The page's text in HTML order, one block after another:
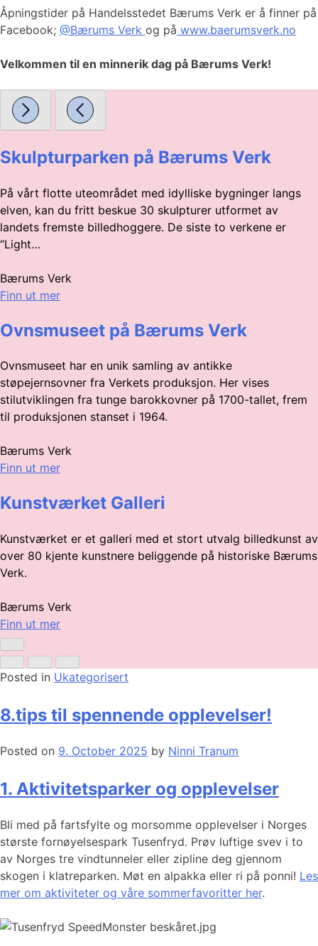
Åpningstider på Handelsstedet Bærums Verk er å finner på
Facebook; @Bærums Verk og på www.baerumsverk.no
Velkommen til en minnerik dag på Bærums Verk!
Skulpturparken på Bærums Verk
På vårt flotte uteområdet med idylliske bygninger langs
elven, kan du fritt beskue 30 skulpturer utformet av
landets fremste billedhoggere. De siste to verkene er
“Light…
Bærums Verk
Finn ut mer
Ovnsmuseet på Bærums Verk
Ovnsmuseet har en unik samling av antikke
støpejernsovner fra Verkets produksjon. Her vises
stilutviklingen fra tunge barokkovner på 1700-tallet, frem
til produksjonen stanset i 1964.
Bærums Verk
Finn ut mer
Kunstværket Galleri
Kunstværket er et galleri med et stort utvalg billedkunst av
over 80 kjente kunstnere beliggende på historiske Bærums
Verk.
Bærums Verk
Finn ut mer
Posted in Ukategorisert
8.tips til spennende opplevelser!
Posted on 9. October 2025 by Ninni Tranum
1. Aktivitetsparker og opplevelser
Bli med på fartsfylte og morsomme opplevelser i Norges
største fornøyelsespark Tusenfryd. Prøv luftige svev i to
av Norges tre vindtunneler eller zipline deg gjennom
skogen i klatreparken. Møt en alpakka eller ri på ponni! Les
mer om aktiviteter og våre sommerfavoritter her.